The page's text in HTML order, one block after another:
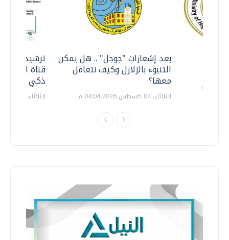
ترشيدا
قناة
ذكي
الثلاثاء، 14 يوليو 2026 06:11 م
بعد إشعارات "جوجل" .. هل يمكن
التنبوء بالزلازل وكيف نتعامل
معها؟
الثلاثاء، 04 اغسطس 2026 04:04 م